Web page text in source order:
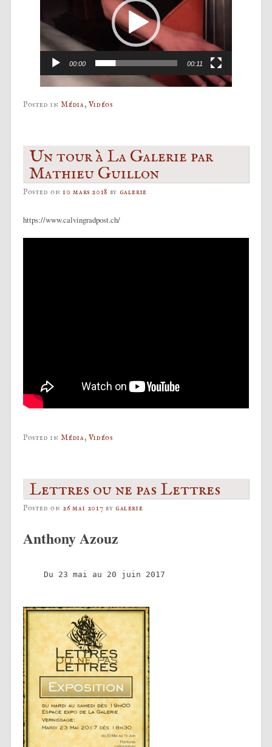
00:00 00:11
Posted inMédia, Vidéos
Un tour à La Galerie par
Mathieu Guillon
Posted on10 mars 2018 by galerie
https://www.calvingradpost.ch/
Posted inMédia, Vidéos
Lettres ou ne pas Lettres
Posted on 26 mai 2017 by galerie
Anthony Azouz
Du 23 mai au 20 juin 2017